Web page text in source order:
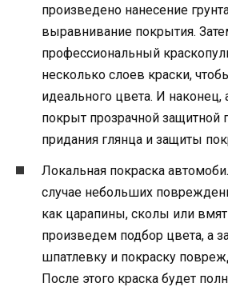
произведено нанесение
выравнивание покрытия.
профессиональный
несколько слоев краски,
идеального цвета. И наконец,
покрыт прозрачной защитной
придания глянца и защиты
Локальная покраска
случае небольших
как царапины, сколы или
произведем подбор цвета, а
шпатлевку и покраску
После этого краска будет